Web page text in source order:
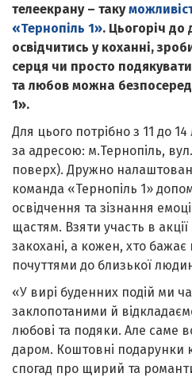
телеекрану – таку
«Тернопіль 1». Цьогоріч до
освідчитись у коханні,
серця чи просто
та любов можна
1».
Для цього потрібно з 11 до
за адресою: м.Тернопіль,
поверх). Дружно
команда «Тернопіль 1»
освідчення та зізнання
щастям. Взяти участь в
закохані, а кожен, хто бажає
почуттями до близької
«У вирі буденних подій ми
заклопотаними й
любові та подяки. Але саме
даром. Коштовні подарунки
спогад про щирий та